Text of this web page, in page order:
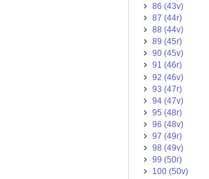
86 (43v)
87 (44r)
88 (44v)
89 (45r)
90 (45v)
91 (46r)
92 (46v)
93 (47r)
94 (47v)
95 (48r)
96 (48v)
97 (49r)
98 (49v)
99 (50r)
100 (50v)